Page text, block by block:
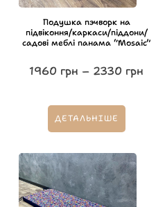
Подушка пэчворк на
підвіконня/каркаси/піддони/
садові меблі панама “Mosaic”
1960 грн – 2330 грн
ДЕТАЛЬНІШЕ